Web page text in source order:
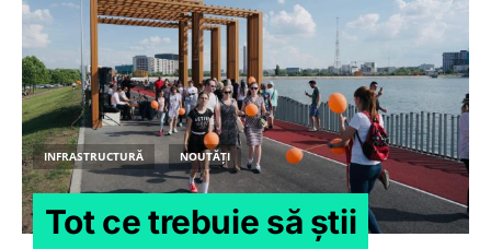
INFRASTRUCTURĂ NOUTĂȚI
Tot ce trebuie să știi